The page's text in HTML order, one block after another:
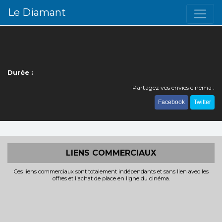
Le Diamant
Durée :
Partagez vos envies cinéma :
Facebook Twitter
LIENS COMMERCIAUX
Ces liens commerciaux sont totalement indépendants et sans lien avec les
offres et l'achat de place en ligne du cinéma.